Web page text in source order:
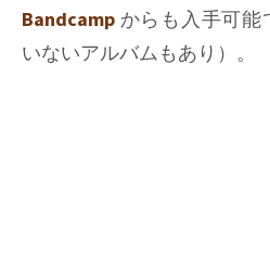
Bandcamp からも入手可能
いないアルバムもあり）。